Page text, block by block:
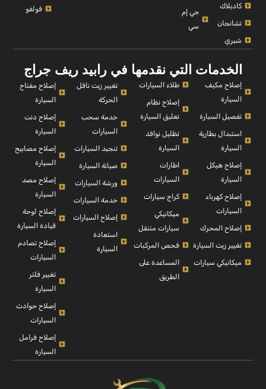
كاديلاك
تشانجان
شيري
جي إم
سي
فولفو
الخدمات التي نقدمها في رابيد ريف جراج
إصلاح مكيف
السيارة
تفصيل السيارة
استبدال بطارية
السيارة
إصلاح هيكل
السيارة
إصلاح كهرباء
السيارات
إصلاح المحرك
تغيير زيت السيارة
ميكانيكي سيارات
طلاء السيارات
إصلاح نظام
تعليق السيارة
تظليل نوافذ
السيارة
اطارات
السيارات
كراج سيارات
ميكانيكي
سيارات متنقل
فحص المركبات
المساعدة على
الطريق
تغيير زيت ناقل
الحركة
خدمة سحب
السيارات
تنجيد السيارات
صيانة السيارة
ورشة السيارات
خدمة السيارات
إصلاح السيارات
استعادة
السيارة
إصلاح مفتاح
السيارة
إصلاح دنت
السيارة
إصلاح مصابيح
السيارة
إصلاح مصد
السيارة
إصلاح لوحة
قيادة السيارة
إصلاح تصادم
السيارات
تغيير فلتر
السيارة
إصلاح حوادث
السيارات
إصلاح فرامل
السيارة